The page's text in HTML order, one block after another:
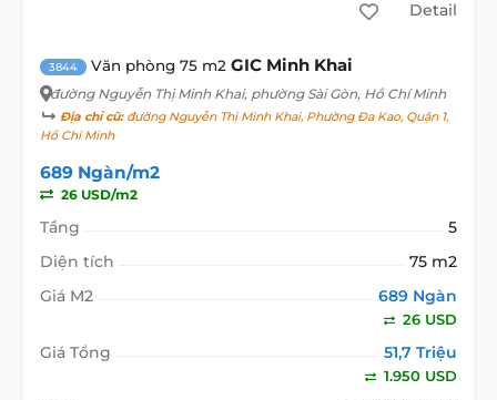
Detail
3844 Văn phòng 75 m2 GIC Minh Khai
đường Nguyễn Thị Minh Khai, phường Sài Gòn, Hồ Chí Minh
Địa chỉ cũ:đường Nguyễn Thị Minh Khai, Phường Đa Kao, Quận 1,
Hồ Chí Minh
689 Ngàn/m2
26 USD/m2
Tầng
5
Diện tích
75 m2
Giá M2
689 Ngàn
26 USD
Giá Tổng 51,7 Triệu
1.950 USD